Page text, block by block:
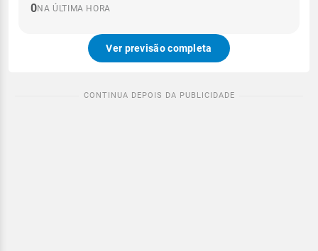
0NA ÚLTIMA HORA
Ver previsão completa